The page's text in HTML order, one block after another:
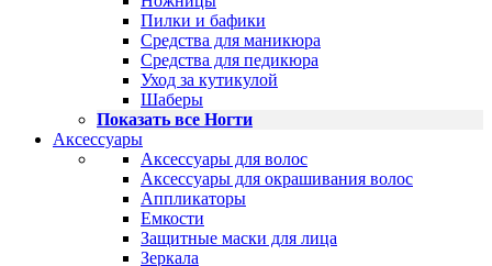
Пилки и бафики
Средства для маникюра
Средства для педикюра
Уход за кутикулой
Шаберы
Показать все Ногти
Аксессуары
Аксессуары для волос
Аксессуары для окрашивания волос
Аппликаторы
Емкости
Защитные маски для лица
Зеркала